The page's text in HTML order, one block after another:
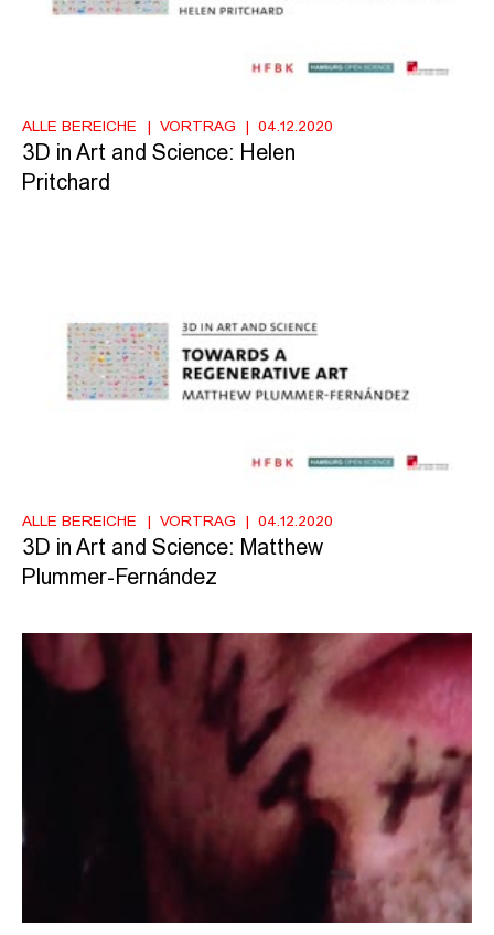
ALLE BEREICHE VORTRAG 04.12.2020
3D in Art and Science: Helen
Pritchard
ALLE BEREICHE VORTRAG 04.12.2020
3D in Art and Science: Matthew
Plummer-Fernández